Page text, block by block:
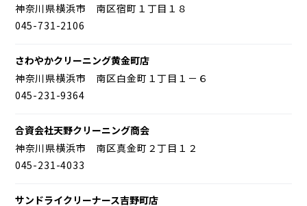
神奈川県横浜市 南区宿町１丁目１８
045-731-2106
さわやかクリーニング黄金町店
神奈川県横浜市 南区白金町１丁目１－６
045-231-9364
合資会社天野クリーニング商会
神奈川県横浜市 南区真金町２丁目１２
045-231-4033
サンドライクリーナース吉野町店